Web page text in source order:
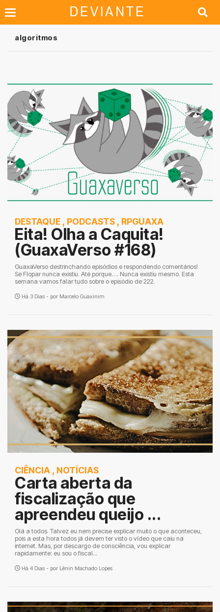
algoritmos
DESTAQUE , PODCASTS , RPGUAXA
Eita! Olha a Caquita!
(GuaxaVerso #168)
GuaxaVerso destrinchando episódios e respondendo comentários!
Se Flopar nunca existiu. Até porque…. Nunca existiu mesmo. Esta
semana vamos falar tudo sobre o episódio de 222.
Há 3 Dias - por Marcelo Guaxinim
CIÊNCIA , NOTÍCIAS
Carta aberta da
fiscalização que
apreendeu queijo ...
Olá a todos. Talvez eu nem precise explicar muito o que aconteceu,
pois a esta hora todos já devem ter visto o vídeo que caiu na
internet. Mas, por descargo de consciência, vou explicar
rapidamente: eu sou o fiscal...
Há 4 Dias - por Lênin Machado Lopes